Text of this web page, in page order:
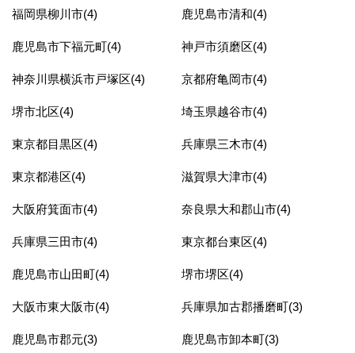
福岡県柳川市(4) 鹿児島市清和(4)
鹿児島市下福元町(4) 神戸市須磨区(4)
神奈川県横浜市戸塚区(4) 京都府亀岡市(4)
堺市北区(4) 埼玉県越谷市(4)
東京都目黒区(4) 兵庫県三木市(4)
東京都港区(4) 滋賀県大津市(4)
大阪府箕面市(4) 奈良県大和郡山市(4)
兵庫県三田市(4) 東京都台東区(4)
鹿児島市山田町(4) 堺市堺区(4)
大阪市東大阪市(4) 兵庫県加古郡播磨町(3)
鹿児島市郡元(3) 鹿児島市卸本町(3)